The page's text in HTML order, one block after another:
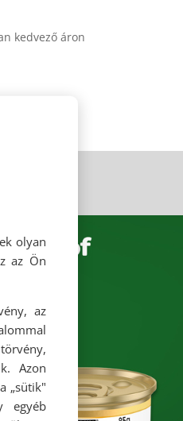
kedvező áron
olyan
az Ön
az
Azon
„sütik"
egyéb